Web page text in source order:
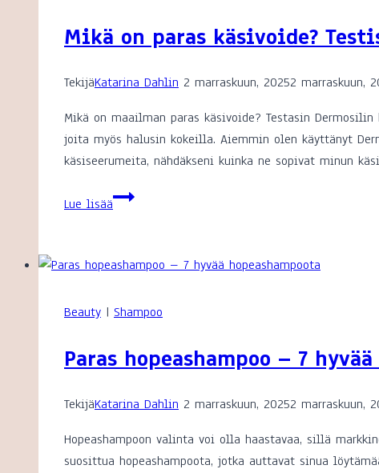
Mikä on paras käsivoide?
TekijäKatarina Dahlin 2 marraskuun, 20252 marraskuun,
Mikä on maailman paras käsivoide? Testasin
joita myös halusin kokeilla. Aiemmin olen käyttänyt
käsiseerumeita, nähdäkseni kuinka ne sopivat minun
Lue lisääMikä
käsivoide?
Dermosil
käsiseerumit
Beauty | Shampoo
Paras hopeashampoo – 7
TekijäKatarina Dahlin 2 marraskuun, 20252 marraskuun,
Hopeashampoon valinta voi olla haastavaa, sillä
suosittua hopeashampoota, jotka auttavat sinua